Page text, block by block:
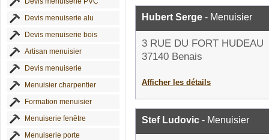
Devis menuiserie alu
Devis menuiserie bois
Artisan menuisier
Devis menuiserie
Menuisier charpentier
Formation menuisier
Menuiserie fenêtre
Menuiserie porte
Hubert Serge - Menuisier
3 RUE DU FORT HUDEAU
37140 Benais
Afficher les détails
Stef Ludovic - Menuisier